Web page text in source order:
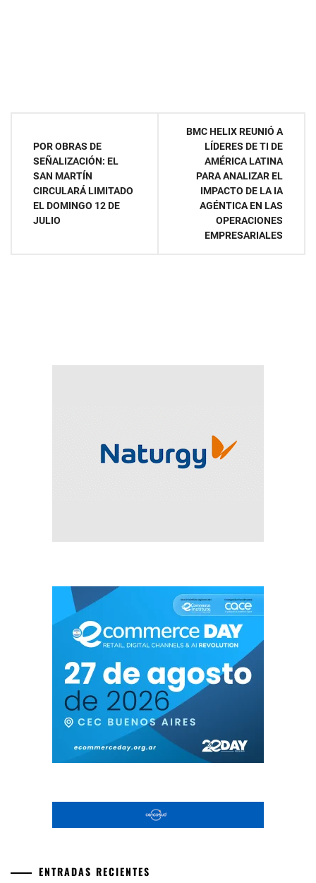
entradas
POR OBRAS DE
SEÑALIZACIÓN: EL
SAN MARTÍN
CIRCULARÁ LIMITADO
EL DOMINGO 12 DE
JULIO
BMC HELIX REUNIÓ A
LÍDERES DE TI DE
AMÉRICA LATINA
PARA ANALIZAR EL
IMPACTO DE LA IA
AGÉNTICA EN LAS
OPERACIONES
EMPRESARIALES
ENTRADAS RECIENTES